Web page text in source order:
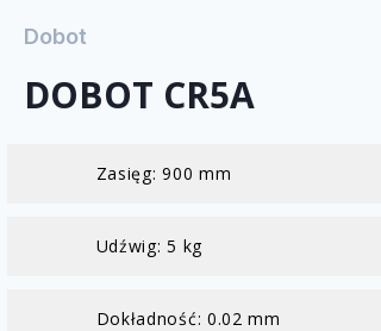
Dobot
DOBOT CR5A
Zasięg: 900 mm
Udźwig: 5 kg
Dokładność: 0.02 mm